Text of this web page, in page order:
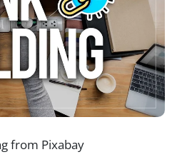
from Pixabay